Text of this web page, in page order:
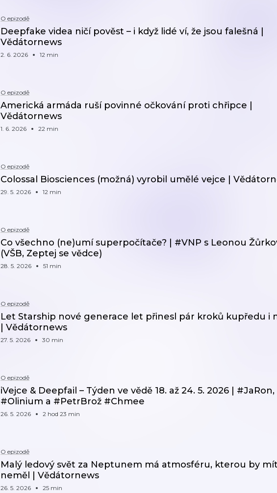
O epizodě
Deepfake videa ničí pověst – i když lidé ví, že jsou falešná |
Vědátornews
2. 6. 2026 12 min
O epizodě
Americká armáda ruší povinné očkování proti chřipce |
Vědátornews
1. 6. 2026 22 min
O epizodě
Colossal Biosciences (možná) vyrobil umělé vejce |
29. 5. 2026 12 min
O epizodě
Co všechno (ne)umí superpočítače? | #VNP s Leonou
(VŠB, Zeptej se vědce)
28. 5. 2026 51 min
O epizodě
Let Starship nové generace let přinesl pár kroků kupředu i
| Vědátornews
27. 5. 2026 30 min
O epizodě
iVejce & Deepfail – Týden ve vědě 18. až 24. 5. 2026 | #JaRon,
#Olinium a #PetrBrož #Chmee
26. 5. 2026 2 hod 23 min
O epizodě
Malý ledový svět za Neptunem má atmosféru, kterou by mít
neměl | Vědátornews
26. 5. 2026 25 min